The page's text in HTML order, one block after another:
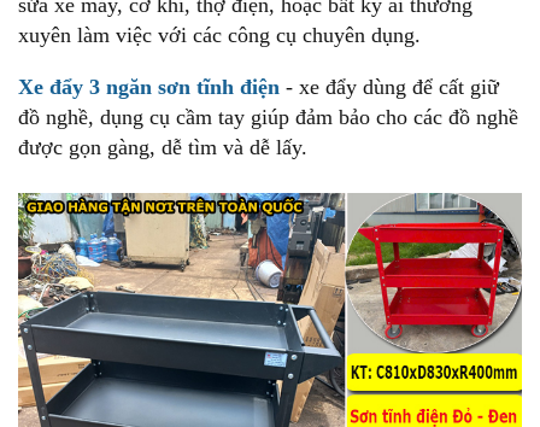
sửa xe máy, cơ khí, thợ điện, hoặc bất kỳ ai thường
xuyên làm việc với các công cụ chuyên dụng.
Xe đẩy 3 ngăn sơn tĩnh điện - xe đẩy dùng để cất giữ
đồ nghề, dụng cụ cầm tay giúp đảm bảo cho các đồ nghề
được gọn gàng, dễ tìm và dễ lấy.